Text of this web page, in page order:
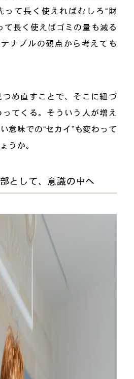
って長く使えればむしろ“財
て長く使えばゴミの量も減る
ナブルの観点から考えても
め直すことで、そこに紐づ
てくる。そういう人が増え
意味での“セカイ”も変わって
うか。
として、意識の中へ